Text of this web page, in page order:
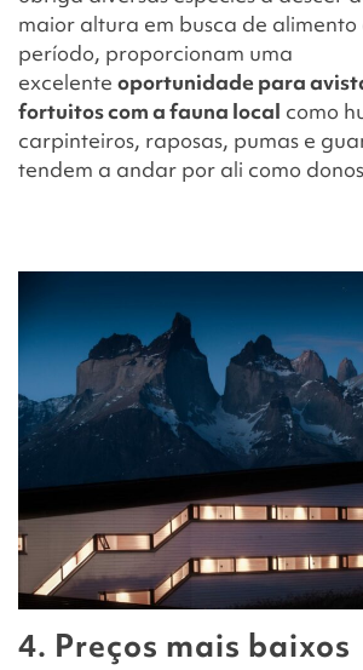
maior altura em busca de alimento
período, proporcionam uma
excelente oportunidade para
fortuitos com a fauna local como
carpinteiros, raposas, pumas e
tendem a andar por ali como
4. Preços mais baixos